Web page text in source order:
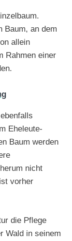
Baum, an dem
allein
Rahmen einer
Eheleute-
Baum werden
nicht
vorher
die Pflege
Wald in seinem